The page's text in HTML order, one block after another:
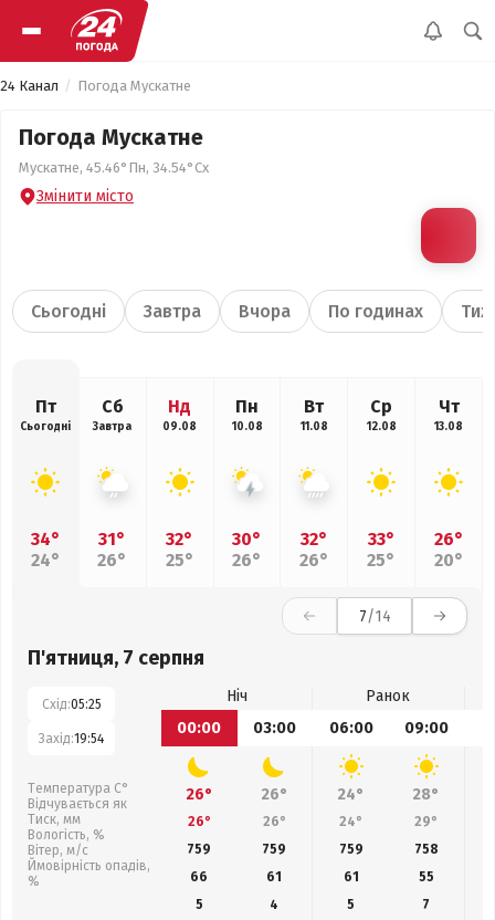
24 Канал Погода Мускатне
Погода Мускатне
Мускатне, 45.46°Пн, 34.54°Сх
Змінити місто
Сьогодні Завтра Вчора По годинах
Пт
Сьогодні
34°
24°
Сб
Завтра
31°
26°
Нд
09.08
32°
25°
Пн
10.08
30°
26°
Вт
11.08
32°
26°
Ср
12.08
33°
25°
Чт
13.08
26°
20°
7/14
П'ятниця, 7 серпня
Схід:05:25
Захід:19:54
Температура С°
Відчувається як
Тиск, мм
Вологість, %
Вітер, м/с
Ймовірність опадів,
%
Ніч
Ранок
00:00
03:00 06:00 09:00
26° 26° 24° 28°
26° 26° 24° 29°
759
759 759 758
66
61 61 55
5
4 5
7